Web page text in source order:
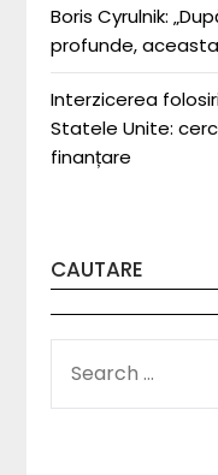
Boris Cyrulnik:
profunde,
Interzicerea
Statele Unite:
finanțare
CAUTARE
FOR: